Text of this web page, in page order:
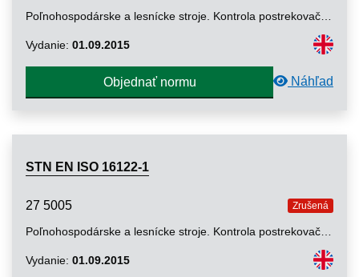
Vydanie: 01.09.2015
Objednať normu Náhľad
STN EN ISO 16122-1
27 5005 Zrušená
Vydanie: 01.09.2015